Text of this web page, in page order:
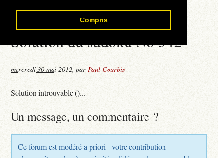
Compris
Contact
Solution du sudoku No 542
mercredi 30 mai 2012,parPaul Courbis
Solution introuvable ()...
Un message, un commentaire ?
Ce forum est modéré a priori : votre contribution